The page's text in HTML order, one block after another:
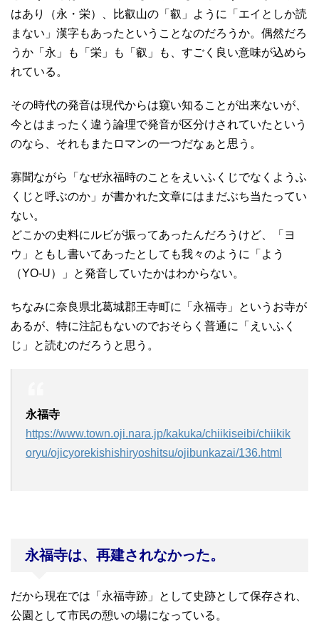
はあり（永・栄）、比叡山の「叡」ように「エイとしか読
まない」漢字もあったということなのだろうか。偶然だろ
うか「永」も「栄」も「叡」も、すごく良い意味が込めら
れている。
その時代の発音は現代からは窺い知ることが出来ないが、
今とはまったく違う論理で発音が区分けされていたという
のなら、それもまたロマンの一つだなぁと思う。
寡聞ながら「なぜ永福時のことをえいふくじでなくようふ
くじと呼ぶのか」が書かれた文章にはまだぶち当たってい
ない。
どこかの史料にルビが振ってあったんだろうけど、「ヨ
ウ」ともし書いてあったとしても我々のように「よう
（YO-U）」と発音していたかはわからない。
ちなみに奈良県北葛城郡王寺町に「永福寺」というお寺が
あるが、特に注記もないのでおそらく普通に「えいふく
じ」と読むのだろうと思う。
永福寺
https://www.town.oji.nara.jp/kakuka/chiikiseibi/chiikik
oryu/ojicyorekishishiryoshitsu/ojibunkazai/136.html
永福寺は、再建されなかった。
だから現在では「永福寺跡」として史跡として保存され、
公園として市民の憩いの場になっている。